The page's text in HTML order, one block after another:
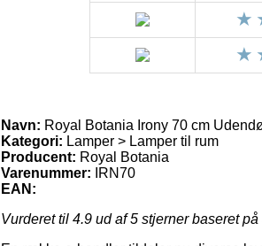
Navn: Royal Botania Irony 70 cm
Kategori: Lamper > Lamper til rum
Producent: Royal Botania
Varenummer:
IRN70
EAN:
Vurderet til 4.9 ud af 5 stjerner baseret på